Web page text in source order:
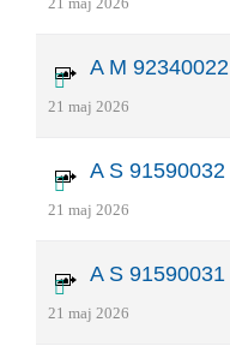
A M 92340022
21 maj 2026
A S 91590032
21 maj 2026
A S 91590031
21 maj 2026